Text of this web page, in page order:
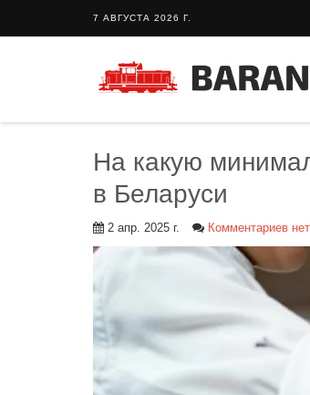
7 АВГУСТА 2026 Г.
На какую
в Беларуси
2 апр. 2025 г. Комментариев нет